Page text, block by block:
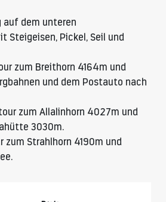
auf dem unteren
Steigeisen, Pickel, Seil und
zum Breithorn 4164m und
und dem Postauto nach
zum Allalinhorn 4027m und
3030m.
zum Strahlhorn 4190m und